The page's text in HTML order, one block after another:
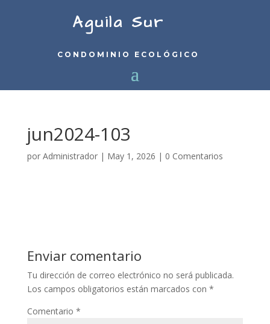
Aguila Sur
CONDOMINIO ECOLÓGICO
jun2024-103
por Administrador| May 1, 2026 | 0 Comentarios
Enviar comentario
Tu dirección de correo electrónico no será publicada.
Los campos obligatorios están marcados con *
Comentario *